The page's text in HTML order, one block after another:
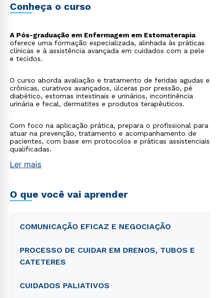
Conheça o curso
A Pós-graduação em Enfermagem em Estomaterapia
oferece uma formação especializada, alinhada às práticas
clínicas e à assistência avançada em cuidados com a pele
e tecidos.
O curso aborda avaliação e tratamento de feridas agudas e
crônicas, curativos avançados, úlceras por pressão, pé
diabético, estomas intestinais e urinários, incontinência
urinária e fecal, dermatites e produtos terapêuticos.
Com foco na aplicação prática, prepara o profissional para
atuar na prevenção, tratamento e acompanhamento de
pacientes, com base em protocolos e práticas assistenciais
qualificadas.
Ler mais
O que você vai aprender
COMUNICAÇÃO EFICAZ E NEGOCIAÇÃO
PROCESSO DE CUIDAR EM DRENOS, TUBOS E
CATETERES
CUIDADOS PALIATIVOS